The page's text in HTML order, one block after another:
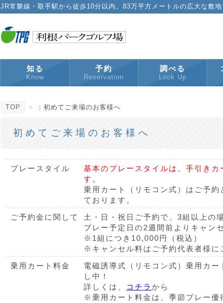
JR常磐線・取手駅から徒歩10分以内。83万平方メートルの広大な敷
知る
Know
予約
Reservation
調べる
Look Up
TOP ：初めてご来場のお客様へ
初めてご来場のお客様へ
プレースタイル
基本のプレースタイルは、手引き
す。
乗用カート（リモコン式）はご予約
ております。
ご予約金に関して
土・日・祝日ご予約で、3組以上の場
プレー予定日の2週間前よりキャン
※1組につき10,000円（税込）
※キャンセル料はご予約代表者様に
乗用カート料金
電磁誘導式（リモコン式）乗用カ
し中！
詳しくは、
コチラ から
※乗用カート料金は、季節プレー優